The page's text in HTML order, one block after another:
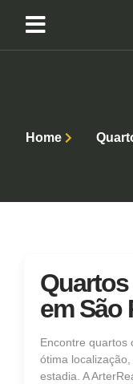
Home
em São
Encontre quartos
ótima
estadia. A